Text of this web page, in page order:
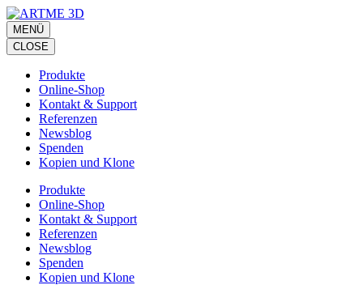
Zum
Inhalt
springen
(Eingabetaste
drücken)
MENÜ
CLOSE
Produkte
Online-Shop
Kontakt & Support
Referenzen
Newsblog
Spenden
Kopien und Klone
Produkte
Online-Shop
Kontakt & Support
Referenzen
Newsblog
Spenden
Kopien und Klone